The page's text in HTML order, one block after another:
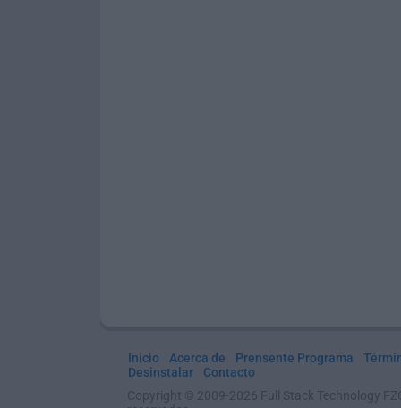
Inicio Acerca de Prensente Programa
Desinstalar
Contacto
Copyright © 2009-2026 Full Stack Technology